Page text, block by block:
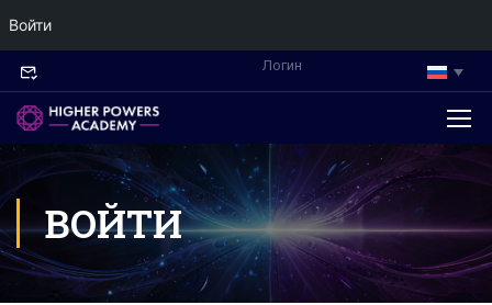
Логин
ВОЙТИ
Войти